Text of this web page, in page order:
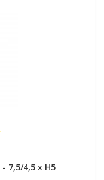
7,5/4,5 х H5